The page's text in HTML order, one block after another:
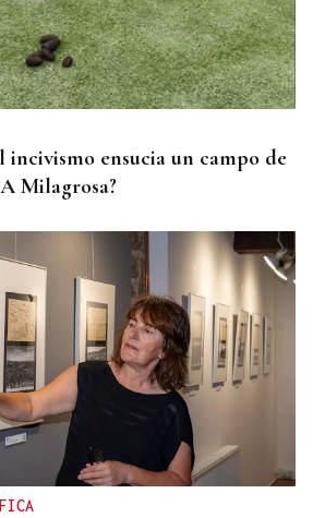
incivismo ensucia un campo de
Milagrosa?